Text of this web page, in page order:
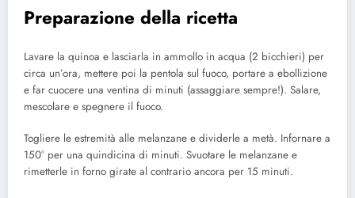
Preparazione della ricetta
Lavare la quinoa e lasciarla in ammollo in acqua (2 bicchieri) per
circa un’ora, mettere poi la pentola sul fuoco, portare a ebollizione
e far cuocere una ventina di minuti (assaggiare sempre!). Salare,
mescolare e spegnere il fuoco.
Togliere le estremità alle melanzane e dividerle a metà. Infornare a
150° per una quindicina di minuti. Svuotare le melanzane e
rimetterle in forno girate al contrario ancora per 15 minuti.